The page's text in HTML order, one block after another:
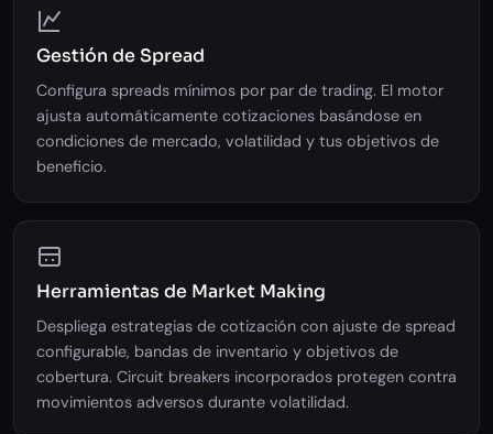
Gestión de Spread
Configura spreads mínimos por par de trading. El motor
ajusta automáticamente cotizaciones basándose en
condiciones de mercado, volatilidad y tus objetivos de
beneficio.
Herramientas de Market Making
Despliega estrategias de cotización con ajuste de spread
configurable, bandas de inventario y objetivos de
cobertura. Circuit breakers incorporados protegen contra
movimientos adversos durante volatilidad.